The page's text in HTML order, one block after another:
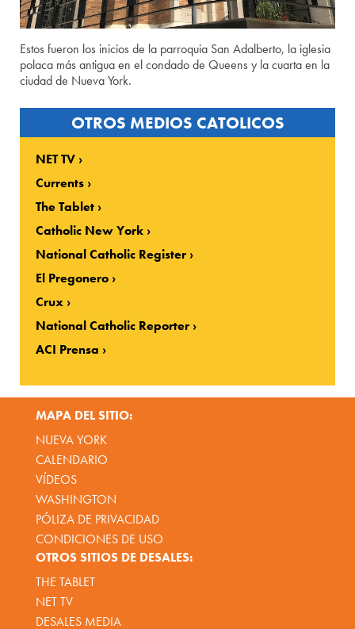
Estos fueron los inicios de la parroquia San Adalberto, la iglesia
polaca más antigua en el condado de Queens y la cuarta en la
ciudad de Nueva York.
OTROS MEDIOS CATOLICOS
NET TV
Currents
The Tablet
Catholic New York
National Catholic Register
El Pregonero
Crux
National Catholic Reporter
ACI Prensa
MAPA DEL SITIO:
NUEVA YORK
CALENDARIO
VÍDEOS
WASHINGTON
PÓLIZA DE PRIVACIDAD
CONDICIONES DE USO
OTROS SITIOS DE DESALES:
THE TABLET
NET TV
DESALES MEDIA